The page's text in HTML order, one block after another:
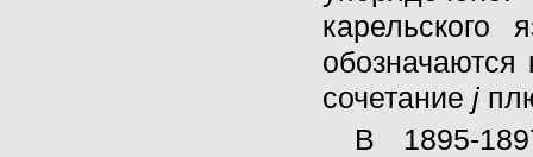
карельского
обозначаются
сочетание j
В 1895-